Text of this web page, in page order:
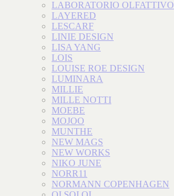
LABORATORIO OLFATTIVO
LAYERED
LESCARF
LINIE DESIGN
LISA YANG
LOIS
LOUISE ROE DESIGN
LUMINARA
MILLIE
MILLE NOTTI
MOEBE
MOJOO
MUNTHE
NEW MAGS
NEW WORKS
NIKO JUNE
NORR11
NORMANN COPENHAGEN